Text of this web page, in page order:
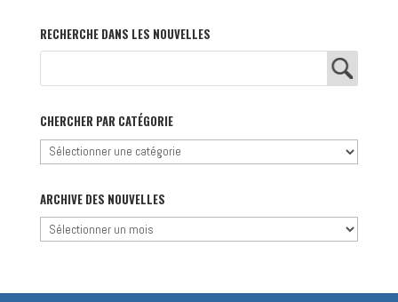
RECHERCHE DANS LES NOUVELLES
CHERCHER PAR CATÉGORIE
Chercher
catégorie
ARCHIVE DES NOUVELLES
Archive